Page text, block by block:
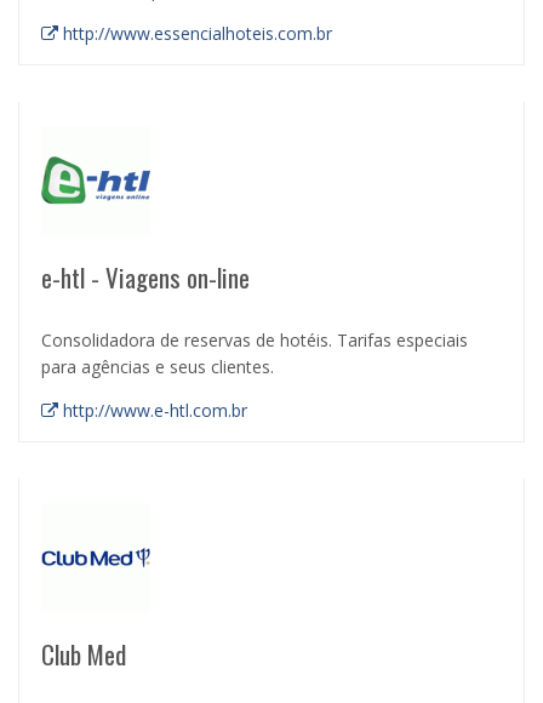
http://www.essencialhoteis.com.br
e-htl - Viagens on-line
Consolidadora de reservas de hotéis. Tarifas especiais
para agências e seus clientes.
http://www.e-htl.com.br
Club Med